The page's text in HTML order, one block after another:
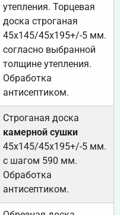
утепления. Торцевая
доска строганая
45х145/45х195+/-5 мм.
согласно выбранной
толщине утепления.
Обработка
антисептиком.
Строганая доска
камерной сушки
45х145/45х195+/-5 мм.
с шагом 590 мм.
Обработка
антисептиком.